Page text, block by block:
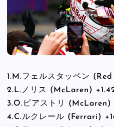
1.M.フェルスタッペン
2.L.ノリス (McLaren)
3.O.ピアストリ (McLaren)
4.C.ルクレール (Ferrari)